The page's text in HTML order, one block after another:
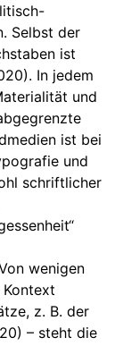
Selbst der
ist
In jedem
und
ist bei
und
schriftlicher
wenigen
Kontext
z. B. der
– steht die